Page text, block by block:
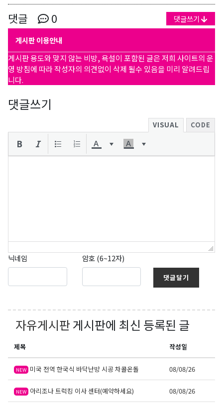
댓글 0 댓글쓰기
게시판 이용안내
게시판 용도와 맞지 않는 비방, 욕설이 포함된 글은 저희 사이트의 운
영 방침에 따라 작성자의 의견없이 삭제 될수 있음을 미리 알려드립
니다.
댓글쓰기
VISUAL CODE
닉네임 암호 (6~12자)
댓글달기
자유게시판게시판에 최신 등록된 글
제목 작성일
NEW 미국 전역 한국식 바닥난방 시공 차콜온돌 08/08/26
NEW 아리조나 트럭킹 이사 센터(예약하세요) 08/08/26